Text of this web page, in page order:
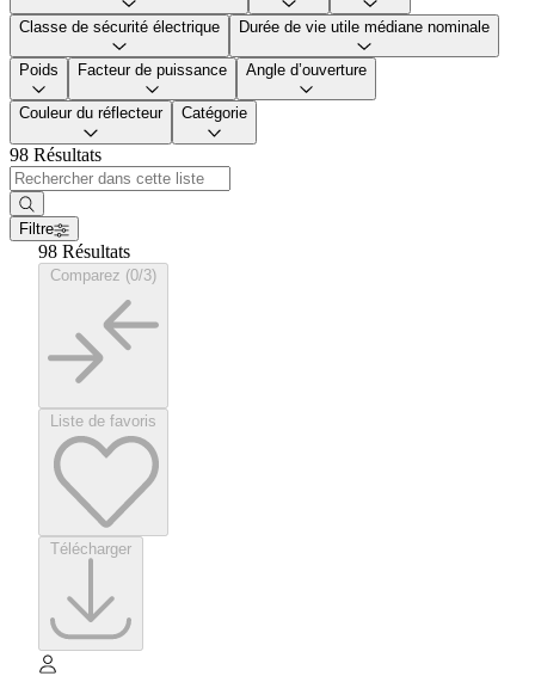
Classe de sécurité électrique Durée de vie utile médiane nominale
Poids Facteur de puissance Angle d’ouverture
Couleur du réflecteur Catégorie
98 Résultats
Filtre
98 Résultats